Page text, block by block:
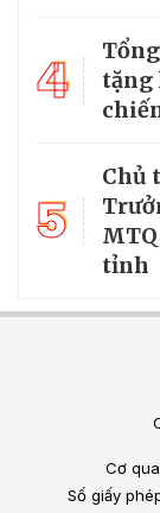
4
tặng
5
Chủ
tỉnh
Cơ
Số giấy